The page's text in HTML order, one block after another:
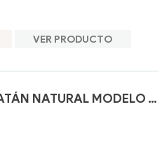
• ideal para interior o exterior de su casa.
VER PRODUCTO
BUTACÓN CON COJÍN RATÁN NATURAL MODELO J715